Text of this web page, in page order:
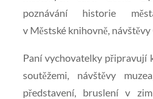
poznávání historie
v Městské knihovně, návštěvy
Paní vychovatelky připravují
soutěžemi, návštěvy
představení, bruslení v